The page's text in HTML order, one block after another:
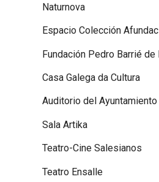
Naturnova
Espacio Colección
Fundación Pedro Barrié de
Casa Galega da Cultura
Auditorio del
Sala Artika
Teatro-Cine Salesianos
Teatro Ensalle